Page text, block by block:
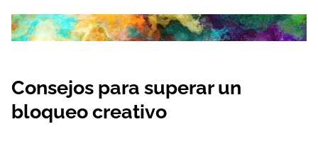
Consejos para superar un
bloqueo creativo